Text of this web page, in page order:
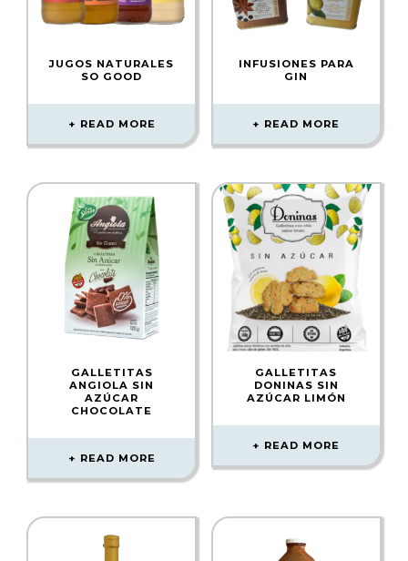
JUGOS NATURALES
SO GOOD
READ MORE
INFUSIONES PARA
GIN
READ MORE
GALLETITAS
ANGIOLA SIN
AZÚCAR
CHOCOLATE
READ MORE
GALLETITAS
DONINAS SIN
AZÚCAR LIMÓN
READ MORE